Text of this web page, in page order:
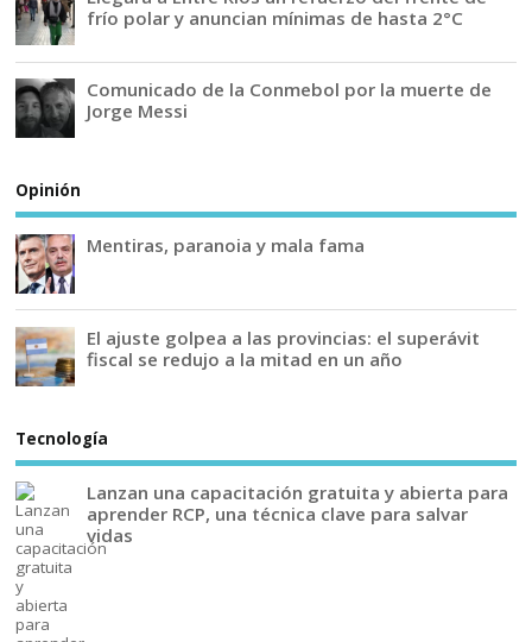
frío polar y anuncian mínimas de hasta 2°C
Comunicado de la Conmebol por la muerte de
Jorge Messi
Opinión
Mentiras, paranoia y mala fama
El ajuste golpea a las provincias: el superávit
fiscal se redujo a la mitad en un año
Tecnología
Lanzan una capacitación gratuita y abierta para
aprender RCP, una técnica clave para salvar
vidas